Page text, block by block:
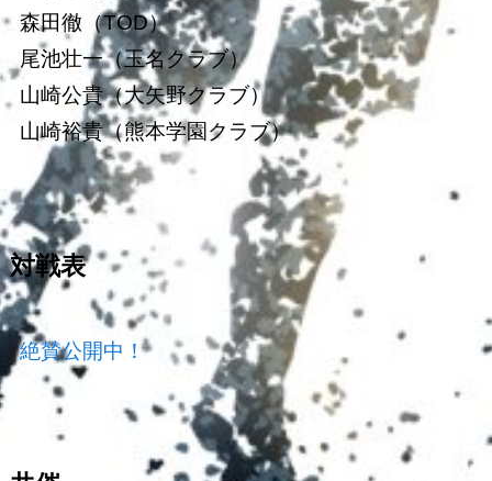
森田徹（TOD）
尾池壮一（玉名クラブ）
山崎公貴（大矢野クラブ）
山崎裕貴（熊本学園クラブ）
対戦表
絶賛公開中！